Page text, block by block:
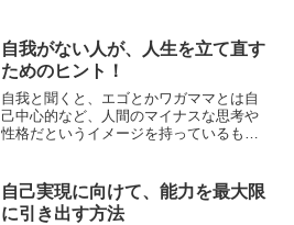
合わせ、従業員が目標を自己管理しなが
ら、会社の業績向上を目指していくこと
を目的としています。つまり、会社と従
業員が同じ目標を共有することで、全...
自我がない人が、人生を立て直す
ためのヒント！
自我と聞くと、エゴとかワガママとは自
己中心的など、人間のマイナスな思考や
性格だというイメージを持っているもの
かせない大事な要素となります。人は、
仕事を頑張るにはその動機が必要です。
例えば、いい生活がしたいとか高級ブラ
自己実現に向けて、能力を最大限
に引き出す方法